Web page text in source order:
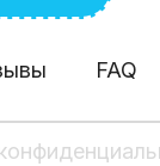
FAQ